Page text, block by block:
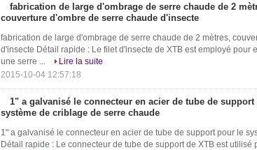
fabrication de large d'ombrage de serre chaude de 2
couverture d'ombre de serre chaude d'insecte
fabrication de large d'ombrage de serre chaude de 2 mètres,
d'insecte Détail rapide : Le filet d'insecte de XTB est employé pour
une serre ...
Lire la suite
2015-10-04 12:57:18
1" a galvanisé le connecteur en acier de tube de
système de criblage de serre chaude
1" a galvanisé le connecteur en acier de tube de support pour le
Détail rapide : Le connecteur de tube de support de XTB est